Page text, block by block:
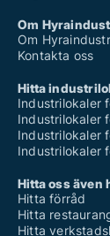
Om
Om
Kontakta oss
Hitta
Industrilokaler
Industrilokaler
Industrilokaler
Industrilokaler
Hitta oss även
Hitta förråd
Hitta
Hitta